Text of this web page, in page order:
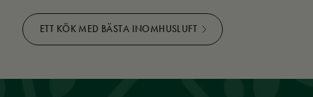
ETT KÖK MED BÄSTA INOMHUSLUFT